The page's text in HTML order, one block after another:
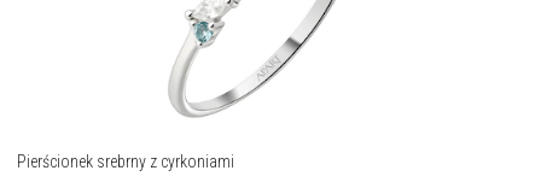
Pierścionek srebrny z cyrkoniami